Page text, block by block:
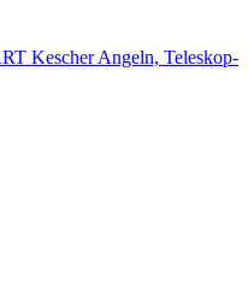
Kescher Angeln, Teleskop-